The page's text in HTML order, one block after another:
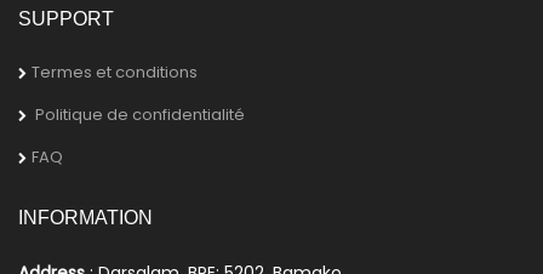
SUPPORT
Termes et conditions
Politique de confidentialité
FAQ
INFORMATION